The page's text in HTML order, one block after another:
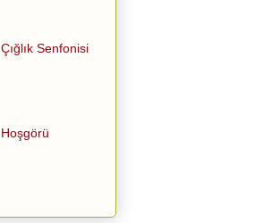
Çığlık Senfonisi
Hoşgörü